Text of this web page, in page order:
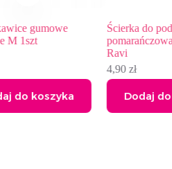
Ścierka do podłogi
pomarańczowa 1szt 50×60 cm
Dodaj do koszyka